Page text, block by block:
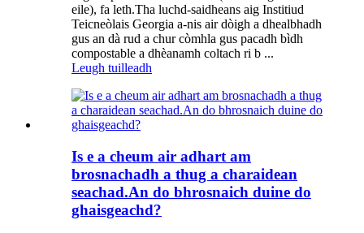
eile), fa leth.Tha luchd-saidheans aig Institiud
Teicneòlais Georgia a-nis air dòigh a dhealbhadh
gus an dà rud a chur còmhla gus pacadh bìdh
compostable a dhèanamh coltach ri b ...
Leugh tuilleadh
Is e a cheum air adhart am
brosnachadh a thug a charaidean
seachad.An do bhrosnaich duine do
ghaisgeachd?